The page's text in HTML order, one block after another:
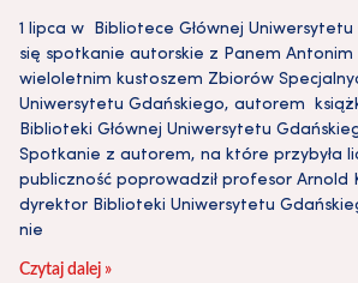
1 lipca w Bibliotece Głównej Uniwersytetu
się spotkanie autorskie z Panem Antonim
wieloletnim kustoszem Zbiorów
Uniwersytetu Gdańskiego, autorem
Biblioteki Głównej Uniwersytetu
Spotkanie z autorem, na które przybyła
publiczność poprowadził profesor Arnold
dyrektor Biblioteki Uniwersytetu
nie
Czytaj dalej »